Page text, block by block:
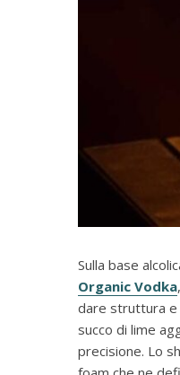
Sulla base
Organic Vodka
dare struttura e
succo di lime
precisione. Lo